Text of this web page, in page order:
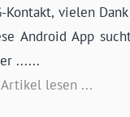
Kontakt, vielen
Android App
......
lesen ...